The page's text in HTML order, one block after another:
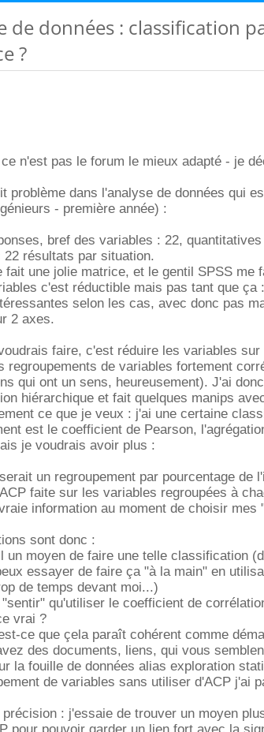
de données : classification
?
n'est pas le forum le mieux adapté - je
problème dans l'analyse de données qui
- première année) :
bref des variables : 22,
22 résultats par situation.
fait une jolie matrice, et le gentil SPSS me
c'est réductible mais pas tant que ça
selon les cas, avec donc pas
2 axes.
faire, c'est réduire les variables
regroupements de variables fortement
qui ont un sens, heureusement). J'ai
hiérarchique et fait quelques manips
ce que je veux : j'ai une certaine
est le coefficient de Pearson,
je voudrais avoir plus :
un regroupement par pourcentage de
faite sur les variables regroupées à
information au moment de choisir mes
sont donc :
un moyen de faire une telle classification
essayer de faire ça "à la main" en
de temps devant moi...)
qu'utiliser le coefficient de
vrai ?
ce que çela paraît cohérent comme
des documents, liens, qui vous
la fouille de données alias exploration
de variables sans utiliser d'ACP j'ai
précision : j'essaie de trouver un moyen